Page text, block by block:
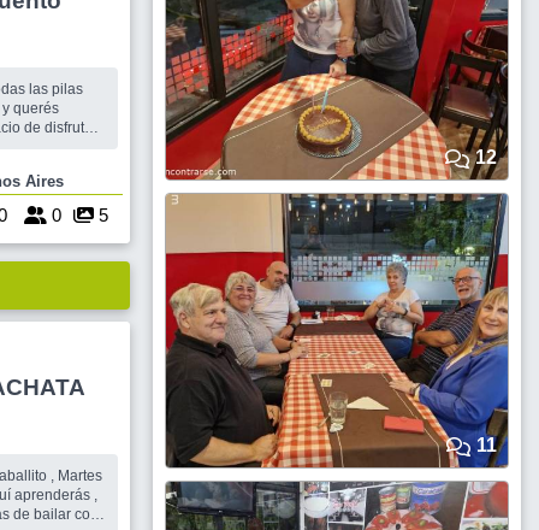
querés
de disfrute,
y nos
Aires
0 5
, Martes
de bailar con
12
11